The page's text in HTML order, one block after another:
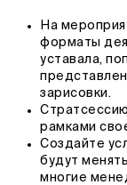
На
форматы
уставала,
зарисовки.
рамками
Создайте
будут
многие